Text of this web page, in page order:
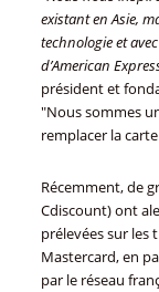
existant en Asie,
technologie et
d’American
président et
"Nous sommes
remplacer la
Récemment, de
Cdiscount) ont
prélevées sur les
Mastercard, en
par le réseau